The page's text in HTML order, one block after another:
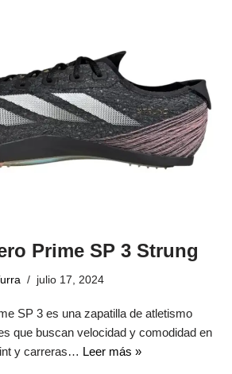
Prime SP 3 Strung
julio 17, 2024
SP 3 es una zapatilla de atletismo
que buscan velocidad y comodidad en
y carreras… Leer más »